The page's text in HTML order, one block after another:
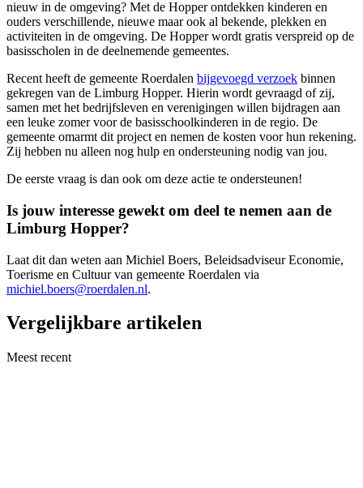
nieuw in de omgeving? Met de Hopper ontdekken kinderen en
ouders verschillende, nieuwe maar ook al bekende, plekken en
activiteiten in de omgeving. De Hopper wordt gratis verspreid op de
basisscholen in de deelnemende gemeentes.
Recent heeft de gemeente Roerdalen bijgevoegd verzoek binnen
gekregen van de Limburg Hopper. Hierin wordt gevraagd of zij,
samen met het bedrijfsleven en verenigingen willen bijdragen aan
een leuke zomer voor de basisschoolkinderen in de regio. De
gemeente omarmt dit project en nemen de kosten voor hun rekening.
Zij hebben nu alleen nog hulp en ondersteuning nodig van jou.
De eerste vraag is dan ook om deze actie te ondersteunen!
Is jouw interesse gewekt om deel te nemen aan de
Limburg Hopper?
Laat dit dan weten aan Michiel Boers, Beleidsadviseur Economie,
Toerisme en Cultuur van gemeente Roerdalen via
michiel.boers@roerdalen.nl.
Vergelijkbare artikelen
Meest recent